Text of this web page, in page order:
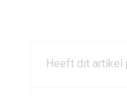
Heeft dit artikel